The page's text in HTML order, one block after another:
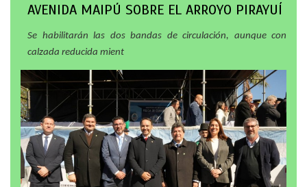
AVENIDA MAIPÚ SOBRE EL ARROYO PIRAYUÍ
Se habilitarán las dos bandas de circulación, aunque con
calzada reducida mient